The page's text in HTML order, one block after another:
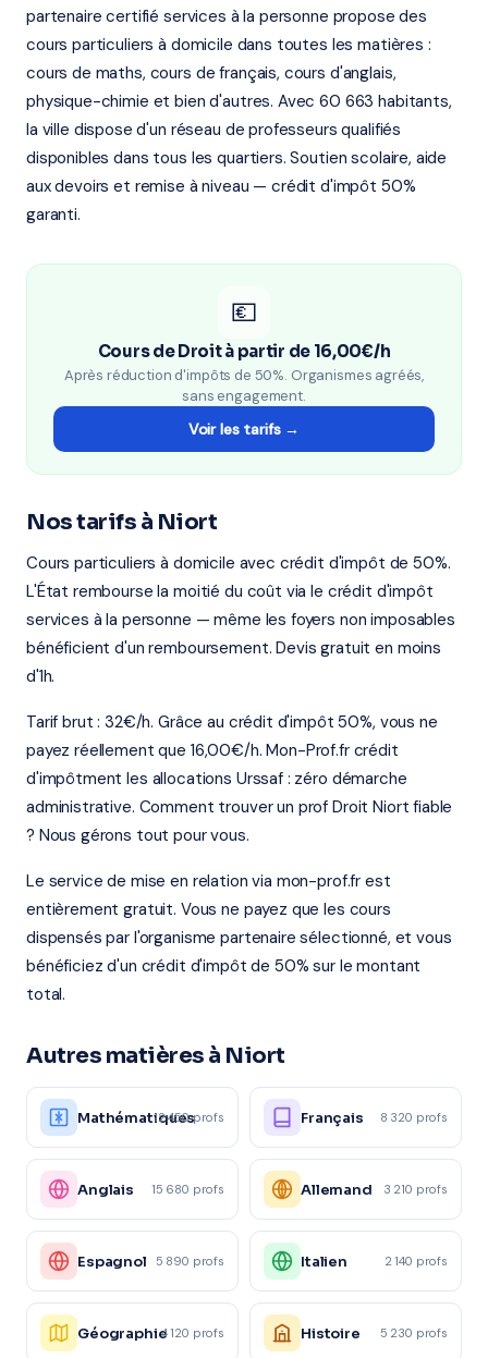
partenaire certifié services à la personne propose des
cours particuliers à domicile dans toutes les matières :
cours de maths, cours de français, cours d'anglais,
physique-chimie et bien d'autres. Avec 60 663 habitants,
la ville dispose d'un réseau de professeurs qualifiés
disponibles dans tous les quartiers. Soutien scolaire, aide
aux devoirs et remise à niveau — crédit d'impôt 50%
garanti.
💶
Cours de Droit à partir de 16,00€/h
Après réduction d'impôts de 50%. Organismes agréés,
sans engagement.
Voir les tarifs →
Nos tarifs à Niort
Cours particuliers à domicile avec crédit d'impôt de 50%.
L'État rembourse la moitié du coût via le crédit d'impôt
services à la personne — même les foyers non imposables
bénéficient d'un remboursement. Devis gratuit en moins
d'1h.
Tarif brut : 32€/h. Grâce au crédit d'impôt 50%, vous ne
payez réellement que 16,00€/h. Mon-Prof.fr crédit
d'impôtment les allocations Urssaf : zéro démarche
administrative. Comment trouver un prof Droit Niort fiable
? Nous gérons tout pour vous.
Le service de mise en relation via mon-prof.fr est
entièrement gratuit. Vous ne payez que les cours
dispensés par l'organisme partenaire sélectionné, et vous
bénéficiez d'un crédit d'impôt de 50% sur le montant
total.
Autres matières à Niort
Mathématiques
12 450 profs Français 8 320 profs
Anglais 15 680 profs Allemand 3 210 profs
Espagnol 5 890 profs Italien 2 140 profs
Géographie4 120 profs Histoire 5 230 profs